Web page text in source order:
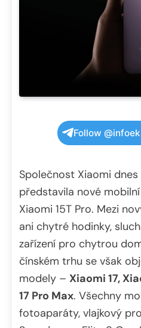
Follow
Společnost Xiaomi
představila nové
Xiaomi 15T Pro. Mezi
ani chytré hodinky,
zařízení pro chytrou
čínském trhu se však
modely – Xiaomi 17,
17 Pro Max. Všechny
fotoaparáty, vlajkový